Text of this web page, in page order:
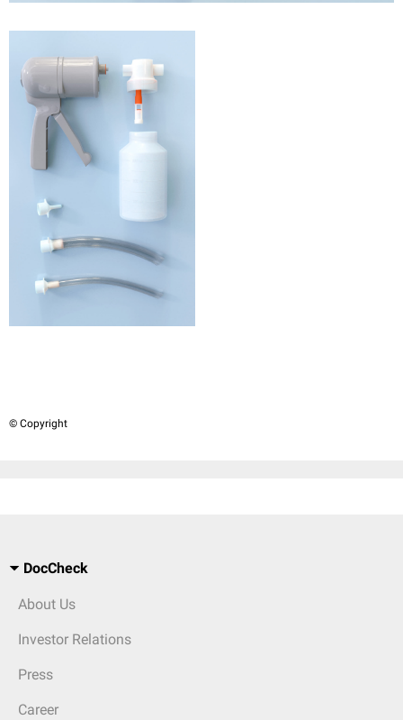
© Copyright
DocCheck
About Us
Investor Relations
Press
Career